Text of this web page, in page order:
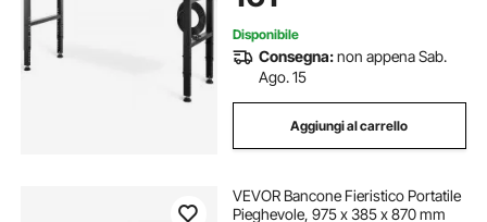
Disponibile
Consegna:non appena Sab.
Ago. 15
Aggiungi al carrello
VEVOR Bancone Fieristico Portatile
Pieghevole, 975 x 385 x 870 mm